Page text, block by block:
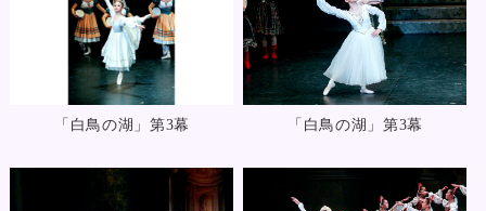
「白鳥の湖」第3幕 「白鳥の湖」第3幕